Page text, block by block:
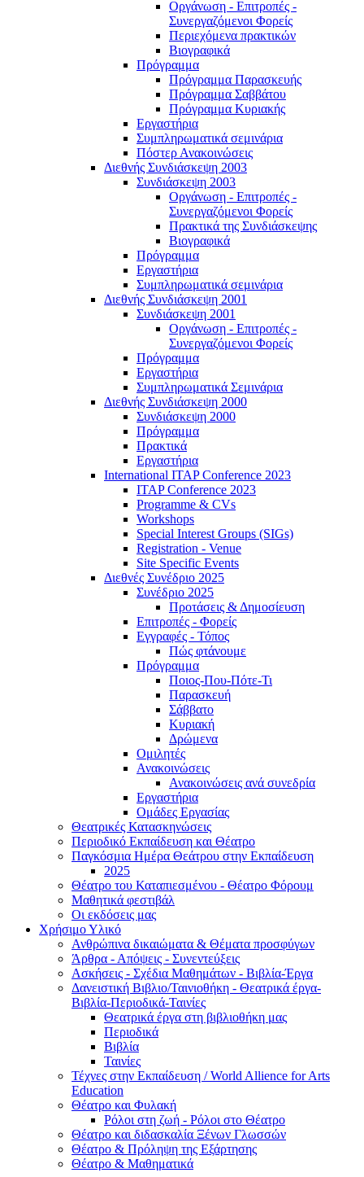
Οργάνωση - Επιτροπές -
Συνεργαζόμενοι Φορείς
Περιεχόμενα πρακτικών
Βιογραφικά
Πρόγραμμα
Πρόγραμμα Παρασκευής
Πρόγραμμα Σαββάτου
Πρόγραμμα Κυριακής
Εργαστήρια
Συμπληρωματικά σεμινάρια
Πόστερ Ανακοινώσεις
Διεθνής Συνδιάσκεψη 2003
Συνδιάσκεψη 2003
Οργάνωση - Επιτροπές -
Συνεργαζόμενοι Φορείς
Πρακτικά της Συνδιάσκεψης
Βιογραφικά
Πρόγραμμα
Εργαστήρια
Συμπληρωματικά σεμινάρια
Διεθνής Συνδιάσκεψη 2001
Συνδιάσκεψη 2001
Οργάνωση - Επιτροπές -
Συνεργαζόμενοι Φορείς
Πρόγραμμα
Εργαστήρια
Συμπληρωματικά Σεμινάρια
Διεθνής Συνδιάσκεψη 2000
Συνδιάσκεψη 2000
Πρόγραμμα
Πρακτικά
Εργαστήρια
International ITAP Conference 2023
ITAP Conference 2023
Programme & CVs
Workshops
Special Interest Groups (SIGs)
Registration - Venue
Site Specific Events
Διεθνές Συνέδριο 2025
Συνέδριο 2025
Προτάσεις & Δημοσίευση
Επιτροπές - Φορείς
Εγγραφές - Τόπος
Πώς φτάνουμε
Πρόγραμμα
Ποιος-Που-Πότε-Τι
Παρασκευή
Σάββατο
Κυριακή
Δρώμενα
Ομιλητές
Ανακοινώσεις
Ανακοινώσεις ανά συνεδρία
Εργαστήρια
Ομάδες Εργασίας
Θεατρικές Κατασκηνώσεις
Περιοδικό Εκπαίδευση και Θέατρο
Παγκόσμια Ημέρα Θεάτρου στην Εκπαίδευση
2025
Θέατρο του Καταπιεσμένου - Θέατρο Φόρουμ
Μαθητικά φεστιβάλ
Οι εκδόσεις μας
Χρήσιμο Υλικό
Ανθρώπινα δικαιώματα & Θέματα προσφύγων
Άρθρα - Απόψεις - Συνεντεύξεις
Ασκήσεις - Σχέδια Μαθημάτων - Βιβλία-Έργα
Δανειστική Βιβλιο/Ταινιοθήκη - Θεατρικά έργα-
Βιβλία-Περιοδικά-Ταινίες
Θεατρικά έργα στη βιβλιοθήκη μας
Περιοδικά
Βιβλία
Ταινίες
Τέχνες στην Εκπαίδευση / World Allience for Arts
Education
Θέατρο και Φυλακή
Ρόλοι στη ζωή - Ρόλοι στο Θέατρο
Θέατρο και διδασκαλία Ξένων Γλωσσών
Θέατρο & Πρόληψη της Εξάρτησης
Θέατρο & Μαθηματικά